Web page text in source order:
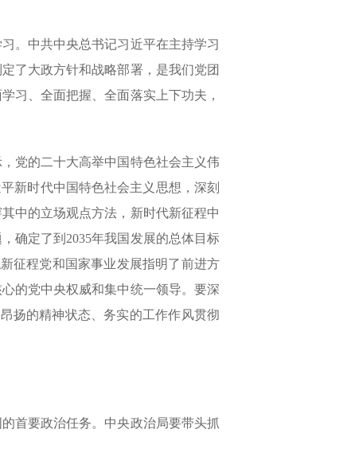
。中共中央总书记习近平在主持学习
了大政方针和战略部署，是我们党团
习、全面把握、全面落实上下功夫，
党的二十大高举中国特色社会主义伟
新时代中国特色社会主义思想，深刻
中的立场观点方法，新时代新征程中
确定了到2035年我国发展的总体目标
征程党和国家事业发展指明了前进方
的党中央权威和集中统一领导。要深
扬的精神状态、务实的工作作风贯彻
首要政治任务。中央政治局要带头抓